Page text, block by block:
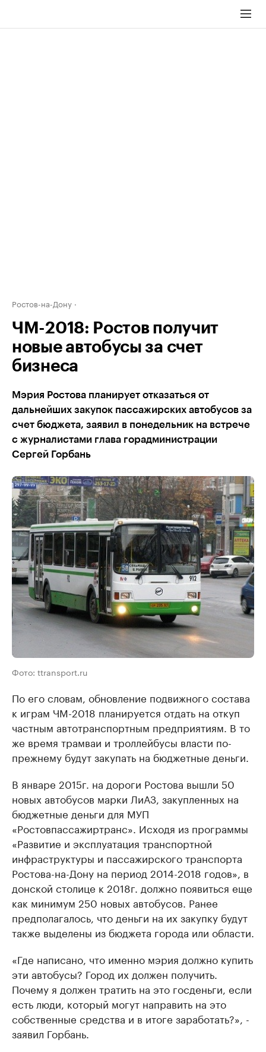
Ростов-на-Дону
ЧМ-2018: Ростов получит
новые автобусы за счет
бизнеса
Мэрия Ростова планирует отказаться от
дальнейших закупок пассажирских автобусов за
счет бюджета, заявил в понедельник на встрече
с журналистами глава горадминистрации
Сергей Горбань
Фото: ttransport.ru
По его словам, обновление подвижного состава
к играм ЧМ-2018 планируется отдать на откуп
частным автотранспортным предприятиям. В то
же время трамваи и троллейбусы власти по-
прежнему будут закупать на бюджетные деньги.
В январе 2015г. на дороги Ростова вышли 50
новых автобусов марки ЛиАЗ, закупленных на
бюджетные деньги для МУП
«Ростовпассажиртранс». Исходя из программы
«Развитие и эксплуатация транспортной
инфраструктуры и пассажирского транспорта
Ростова-на-Дону на период 2014-2018 годов», в
донской столице к 2018г. должно появиться еще
как минимум 250 новых автобусов. Ранее
предполагалось, что деньги на их закупку будут
также выделены из бюджета города или области.
«Где написано, что именно мэрия должно купить
эти автобусы? Город их должен получить.
Почему я должен тратить на это госденьги, если
есть люди, который могут направить на это
собственные средства и в итоге заработать?», -
заявил Горбань.